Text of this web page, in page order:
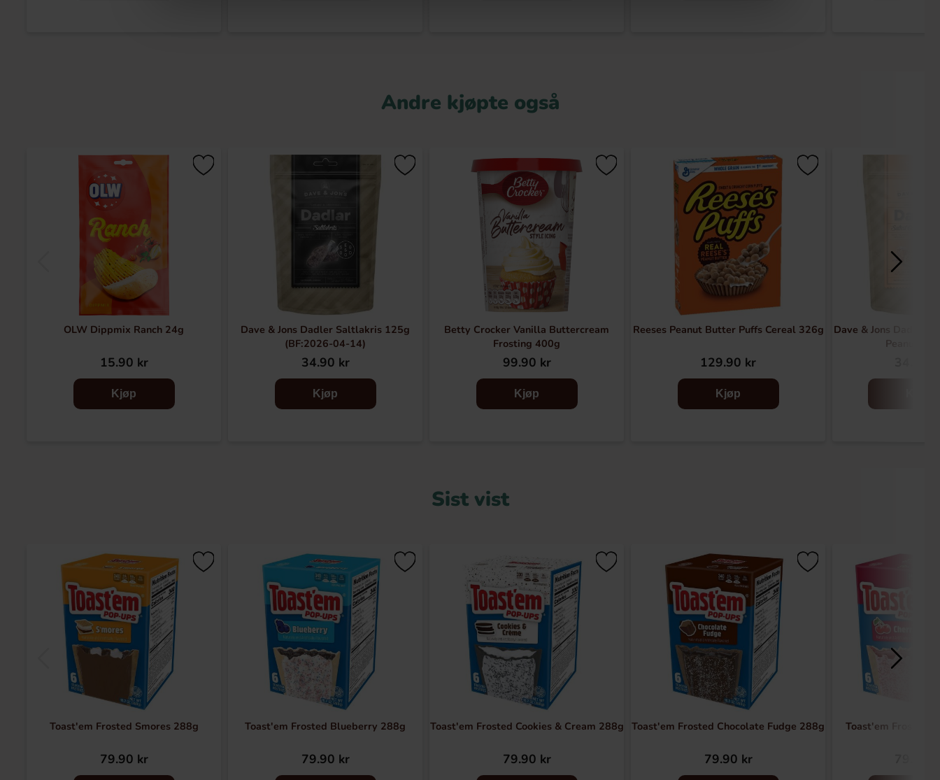
Andre kjøpte også
OLW Dippmix Ranch 24g
15.90 kr
Kjøp
Dave & Jons Dadler Saltlakris 125g
(BF:2026-04-14)
34.90 kr
Kjøp
Betty Crocker Vanilla Buttercream
Frosting 400g
99.90 kr
Kjøp
Reeses Peanut Butter Puffs Cereal 326g
129.90 kr
Kjøp
Dave & Jons Dadler
Peanuts
Sist vist
Toast'em Frosted Smores 288g
79.90 kr
Toast'em Frosted Blueberry 288g
79.90 kr
Toast'em Frosted Cookies & Cream 288g
79.90 kr
Toast'em Frosted Chocolate Fudge 288g
79.90 kr
Toast'em Frosted